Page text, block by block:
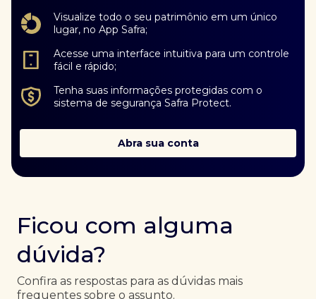
Visualize todo o seu patrimônio em um único
lugar, no App Safra;
Acesse uma interface intuitiva para um controle
fácil e rápido;
Tenha suas informações protegidas com o
sistema de segurança Safra Protect.
Abra sua conta
Ficou com alguma
dúvida?
Confira as respostas para as dúvidas mais
frequentes sobre o assunto.